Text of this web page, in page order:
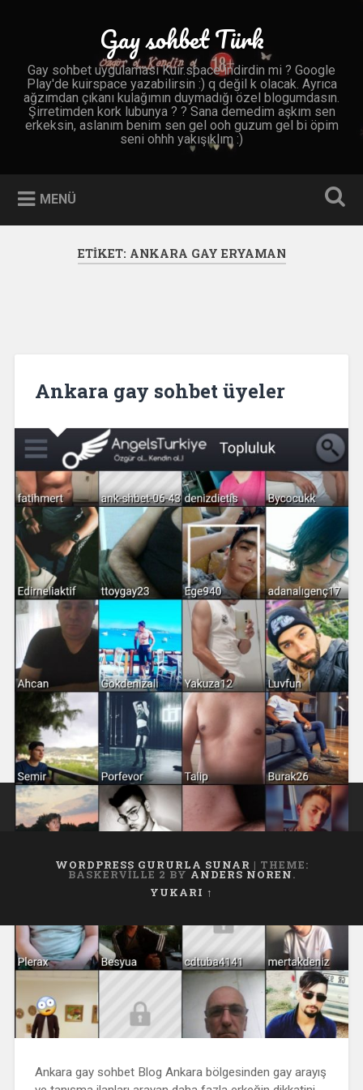
Gay sohbet Türk
Gay sohbet uygulaması Kuir.space indirdin mi ? Google
Play'de kuirspace yazabilirsin :) q değil k olacak. Ayrıca
ağzımdan çıkanı kulağımın duymadığı özel blogumdasın.
Şirretimden kork lubunya ? ? Sana demedim aşkım sen
erkeksin, aslanım benim sen gel ooh guzum gel bi öpim
seni ohhh yakışıklım :)
MENÜ
ETIKET: ANKARA GAY ERYAMAN
Ankara gay sohbet üyeler
Ankara gay sohbet Blog Ankara bölgesinden gay arayış
WORDPRESS GURURLA SUNAR | THEME:
BASKERVILLE 2 BY ANDERS NOREN.
YUKARI ↑